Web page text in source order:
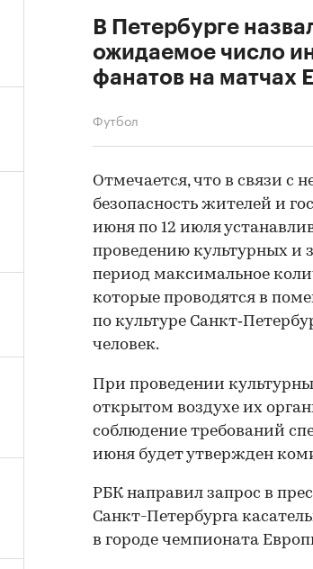
В Петербурге
ожидаемое число
фанатов на матчах
Футбол
Отмечается, что в связи с
безопасность жителей и
июня по 12 июля
проведению культурных и
период максимальное
которые проводятся в
по культуре
человек.
При проведении
открытом воздухе их
соблюдение требований
июня будет утвержден
РБК направил запрос в
Санкт-Петербурга
в городе чемпионата